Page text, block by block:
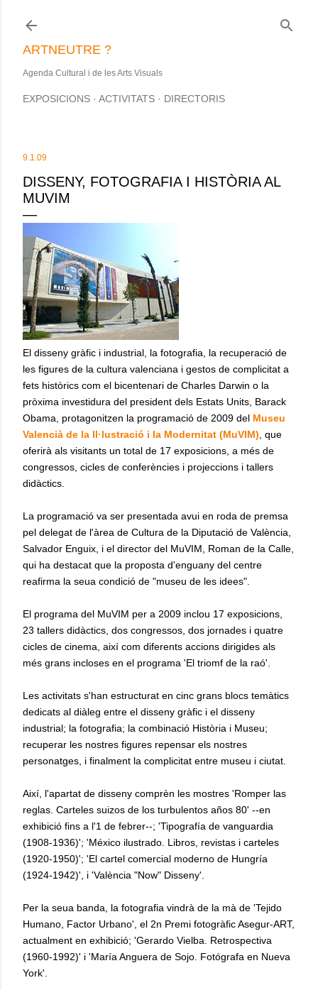
ARTNEUTRE ?
Agenda Cultural i de les Arts Visuals
EXPOSICIONS ACTIVITATS DIRECTORIS
9.1.09
DISSENY, FOTOGRAFIA I HISTÒRIA AL
MUVIM
El disseny gràfic i industrial, la fotografia, la recuperació de
les figures de la cultura valenciana i gestos de complicitat a
fets històrics com el bicentenari de Charles Darwin o la
pròxima investidura del president dels Estats Units, Barack
Obama, protagonitzen la programació de 2009 del Museu
Valencià de la Il·lustració i la Modernitat (MuVIM) , que
oferirà als visitants un total de 17 exposicions, a més de
congressos, cicles de conferències i projeccions i tallers
didàctics.
La programació va ser presentada avui en roda de premsa
pel delegat de l'àrea de Cultura de la Diputació de València,
Salvador Enguix, i el director del MuVIM, Roman de la Calle,
qui ha destacat que la proposta d'enguany del centre
reafirma la seua condició de "museu de les idees".
El programa del MuVIM per a 2009 inclou 17 exposicions,
23 tallers didàctics, dos congressos, dos jornades i quatre
cicles de cinema, així com diferents accions dirigides als
més grans incloses en el programa 'El triomf de la raó'.
Les activitats s'han estructurat en cinc grans blocs temàtics
dedicats al diàleg entre el disseny gràfic i el disseny
industrial; la fotografia; la combinació Història i Museu;
recuperar les nostres figures repensar els nostres
personatges, i finalment la complicitat entre museu i ciutat.
Així, l'apartat de disseny comprèn les mostres 'Romper las
reglas. Carteles suizos de los turbulentos años 80' --en
exhibició fins a l'1 de febrer--; 'Tipografía de vanguardia
(1908-1936)'; 'México ilustrado. Libros, revistas i carteles
(1920-1950)'; 'El cartel comercial moderno de Hungría
(1924-1942)', i 'València "Now" Disseny'.
Per la seua banda, la fotografia vindrà de la mà de 'Tejido
Humano, Factor Urbano', el 2n Premi fotogràfic Asegur-ART,
actualment en exhibició; 'Gerardo Vielba. Retrospectiva
(1960-1992)' i 'María Anguera de Sojo. Fotógrafa en Nueva
York'.